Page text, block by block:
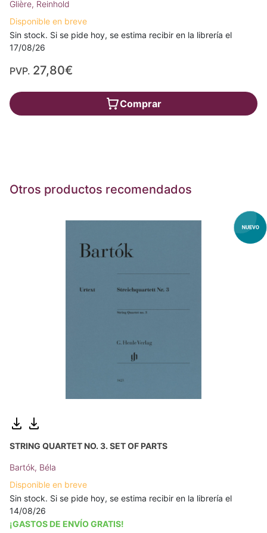
Glière, Reinhold
Disponible en breve
Sin stock. Si se pide hoy, se estima recibir en la librería el
17/08/26
PVP. 27,80€
Comprar
Otros productos recomendados
STRING QUARTET NO. 3. SET OF PARTS
Bartók, Béla
Disponible en breve
Sin stock. Si se pide hoy, se estima recibir en la librería el
14/08/26
¡GASTOS DE ENVÍO GRATIS!